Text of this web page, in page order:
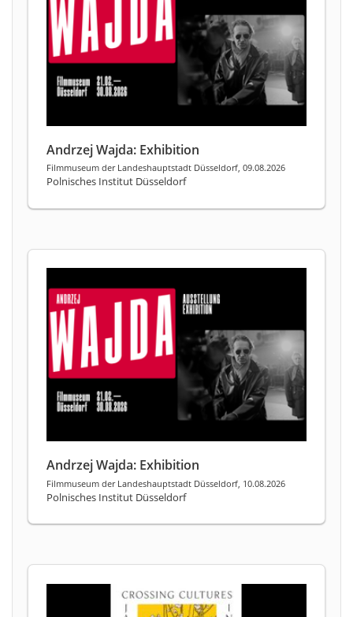
Andrzej Wajda: Exhibition
Filmmuseum der Landeshauptstadt Düsseldorf, 09.08.2026
Polnisches Institut Düsseldorf
Andrzej Wajda: Exhibition
Filmmuseum der Landeshauptstadt Düsseldorf, 10.08.2026
Polnisches Institut Düsseldorf